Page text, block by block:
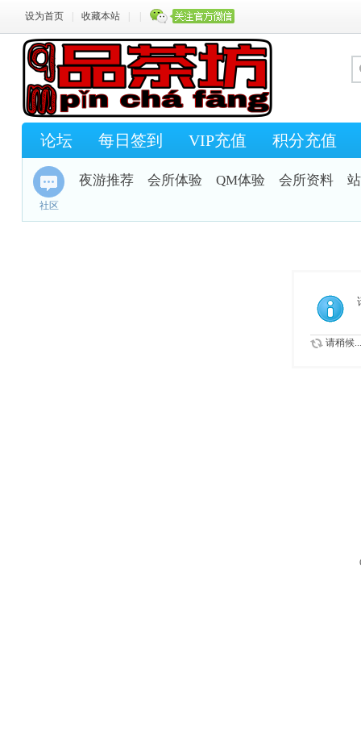
设为首页 收藏本站
论坛 每日签到 VIP充值 积分充值
社区
夜游推荐 会所体验 QM体验 会所资料
请稍候...